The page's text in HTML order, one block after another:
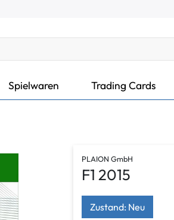
Spielwaren Trading Cards
PLAION GmbH
F1 2015
Zustand: Neu